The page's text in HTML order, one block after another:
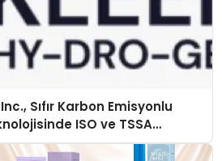
Sıfır Karbon Emisyonlu
ISO ve TSSA
Aldı